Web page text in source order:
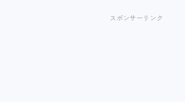
スポンサーリンク